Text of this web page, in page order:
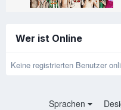
Wer ist Online
Keine registrierten Benutzer
Sprachen